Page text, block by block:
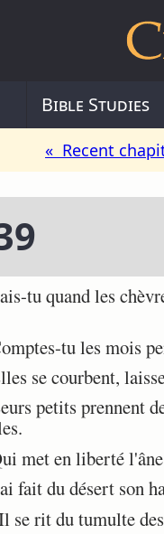
Bible Studies
« Recent
tu quand les
tu les mois
se courbent,
petits prennent
met en liberté
fait du désert son
se rit du tumulte